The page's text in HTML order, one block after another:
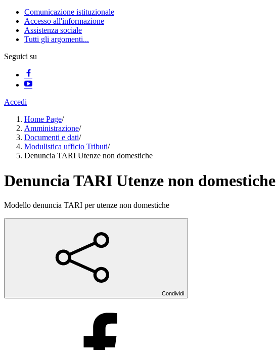
Comunicazione istituzionale
Accesso all'informazione
Assistenza sociale
Tutti gli argomenti...
Seguici su
Accedi
Home Page/
Amministrazione/
Documenti e dati/
Modulistica ufficio Tributi/
Denuncia TARI Utenze non domestiche
Denuncia TARI Utenze non domestiche
Modello denuncia TARI per utenze non domestiche
Condividi